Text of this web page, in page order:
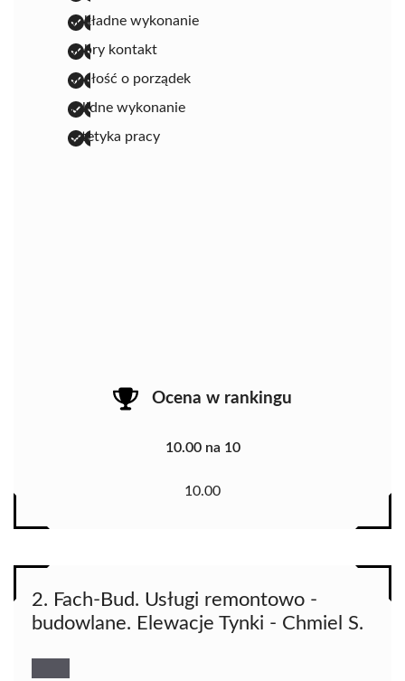
dokładne wykonanie
dobry kontakt
dbałość o porządek
solidne wykonanie
estetyka pracy
Ocena w rankingu
10.00 na 10
10.00
2. Fach-Bud. Usługi remontowo -
budowlane. Elewacje Tynki - Chmiel S.